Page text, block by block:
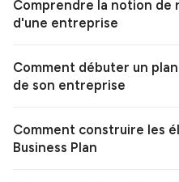
Comprendre la notion
d'une entreprise
Comment débuter un
de son entreprise
Comment construire les
Business Plan